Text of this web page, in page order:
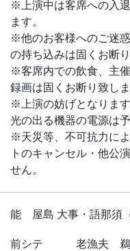
※上演中は客席への入
ます。
※他のお客様へのご迷
の持ち込みは固くお断り
※客席内での飲食、主
録画は固くお断り致しま
※上演の妨げとなりま
光の出る機器の電源は
※天災等、不可抗力に
トのキャンセル・他公
せん。
能 屋島 大事・語那須
前シテ 老漁夫